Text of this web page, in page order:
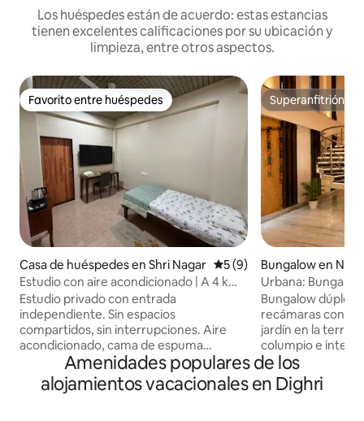
Los huéspedes están de acuerdo: estas estancias
tienen excelentes calificaciones por su ubicación y
limpieza, entre otros aspectos.
Favorito entre huéspedes
Favorito entre huéspedes
Casa de huéspedes en Shri Nagar Calificación promedio: 5
5 (9)
Estudio con aire acondicionado | A 4 km
del aeropuerto | Manish Nagar
Estudio privado con entrada
independiente. Sin espacios
compartidos, sin interrupciones. Aire
acondicionado, cama de espuma
viscoelástica, televisor Google TV 4K de
55 pulgadas, escritorio, ducha con
efecto de lluvia y espejo de tocador con
Superanfitrión
Superanfitrión
Bungalow en
Urbana:
aire
Bungalow dúplex
recámaras con
jardín en la
columpio e
diseñados para la
relajación. Superanfitrión de Airbnb y
“Favorito entre
Amenidades populares de los
alojamientos vacacionales en Dighri